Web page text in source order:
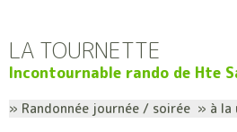
LA TOURNETTE
Incontournable rando de Hte
» Randonnée journée / soirée » à la